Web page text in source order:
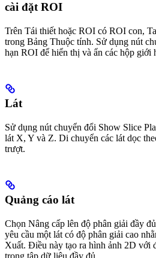
cài đặt ROI
Trên Tái thiết hoặc ROI có ROI con,
trong Bảng Thuộc tính. Sử dụng nút
hạn ROI để hiển thị và ẩn các hộp giới
Lát
Sử dụng nút chuyển đổi Show Slice
lát X, Y và Z. Di chuyển các lát dọc
trượt.
Quảng cáo lát
Chọn Nâng cấp lên độ phân giải đầy
yêu cầu một lát có độ phân giải cao
Xuất. Điều này tạo ra hình ảnh 2D với